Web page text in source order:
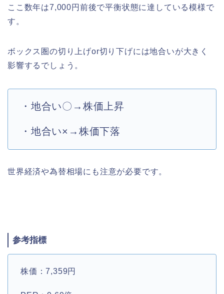
ここ数年は7,000円前後で平衡状態に達している模様で
す。
ボックス圏の切り上げor切り下げには地合いが大きく
影響するでしょう。
・地合い〇→株価上昇
・地合い×→株価下落
世界経済や為替相場にも注意が必要です。
参考指標
株価：7,359円